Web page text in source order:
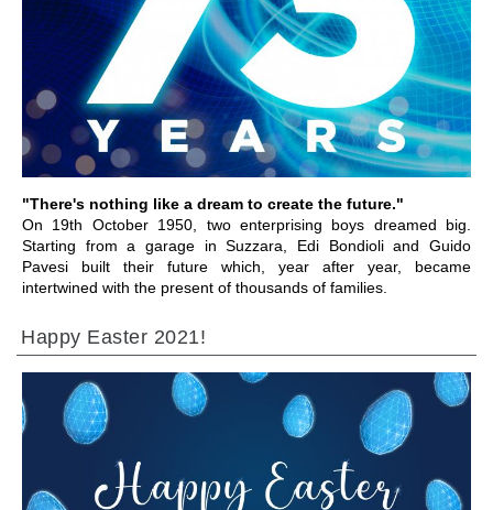
"There's nothing like a dream to create the future."
On 19th October 1950, two enterprising boys dreamed big.
Starting from a garage in Suzzara, Edi Bondioli and Guido
Pavesi built their future which, year after year, became
intertwined with the present of thousands of families.
前往章节
Happy Easter 2021!